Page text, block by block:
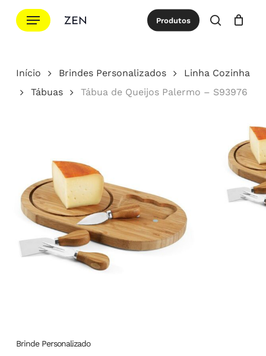
para
principal
Menu Produtos
procurar
Cotação Close
Início Brindes Personalizados
Linha Cozinha
Tábuas
Tábua de Queijos Palermo – S93976
Brinde Personalizado